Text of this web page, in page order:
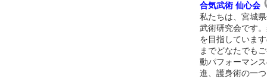
合気武術 仙心会
私たちは、宮城
武術研究会です
を目指していま
までどなたでも
動パフォーマン
進、護身術の一